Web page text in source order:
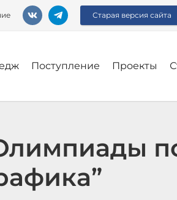
Старая версия сайта
Поступление Проекты